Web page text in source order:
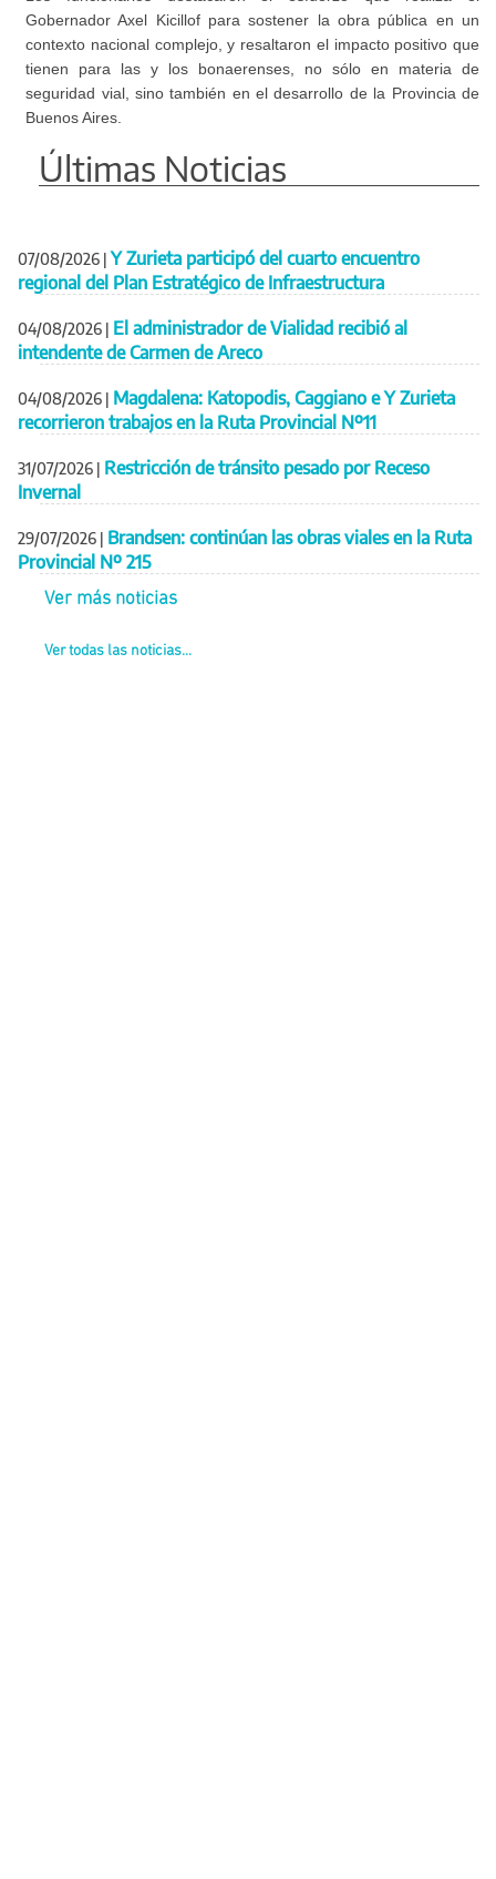
Gobernador Axel Kicillof para sostener la obra pública en un
contexto nacional complejo, y resaltaron el impacto positivo que
tienen para las y los bonaerenses, no sólo en materia de
seguridad vial, sino también en el desarrollo de la Provincia de
Buenos Aires.
Últimas Noticias
07/08/2026 | Y Zurieta participó del cuarto encuentro
regional del Plan Estratégico de Infraestructura
04/08/2026 | El administrador de Vialidad recibió al
intendente de Carmen de Areco
04/08/2026 | Magdalena: Katopodis, Caggiano e Y Zurieta
recorrieron trabajos en la Ruta Provincial Nº11
31/07/2026 | Restricción de tránsito pesado por Receso
Invernal
29/07/2026 | Brandsen: continúan las obras viales en la Ruta
Provincial Nº 215
Ver más noticias
Ver todas las noticias...